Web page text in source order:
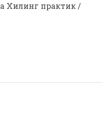
Хилинг практик /